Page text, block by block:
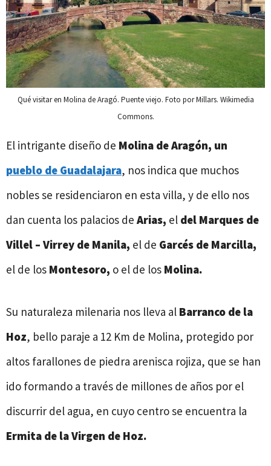
Qué visitar en Molina de Aragó. Puente viejo. Foto por Millars. Wikimedia
Commons.
El intrigante diseño de Molina de Aragón, un
pueblo de Guadalajara, nos indica que muchos
nobles se residenciaron en esta villa, y de ello nos
dan cuenta los palacios de Arias, el del Marques de
Villel – Virrey de Manila, el de Garcés de Marcilla,
el de los Montesoro, o el de los Molina.
Su naturaleza milenaria nos lleva al Barranco de la
Hoz, bello paraje a 12 Km de Molina, protegido por
altos farallones de piedra arenisca rojiza, que se han
ido formando a través de millones de años por el
discurrir del agua, en cuyo centro se encuentra la
Ermita de la Virgen de Hoz.